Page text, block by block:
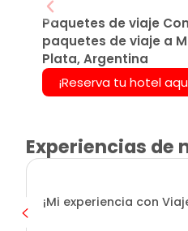
Paquetes de viaje
paquetes de viaje a
Plata, Argentina
¡Reserva tu hotel
Experiencias de
¡Mi experiencia con